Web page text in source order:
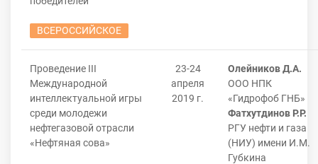
ВСЕРОССИЙСКОЕ
Проведение III
Международной
интеллектуальной игры
среди молодежи
нефтегазовой отрасли
«Нефтяная сова»
23-24
апреля
2019 г.
Олейников Д.А.
ООО НПК
«Гидрофоб ГНБ»
Фатхутдинов Р.Р.
РГУ нефти и газа
(НИУ) имени И.М.
Губкина